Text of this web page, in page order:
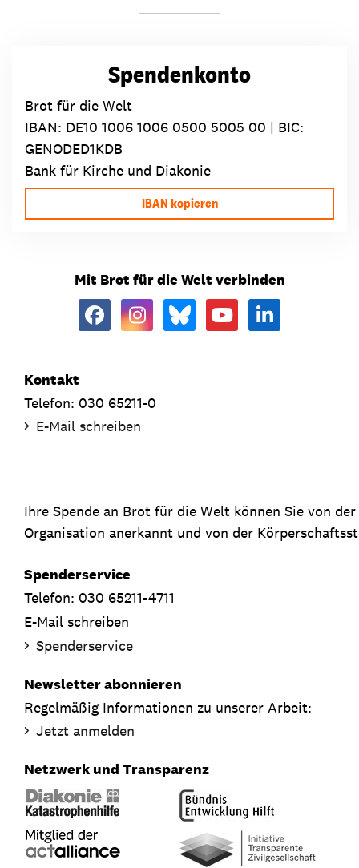
Spendenkonto
Brot für die Welt
IBAN: DE10 1006 1006 0500 5005 00 | BIC:
GENODED1KDB
Bank für Kirche und Diakonie
IBAN kopieren
Mit Brot für die Welt verbinden
Kontakt
Telefon: 030 65211-0
E-Mail schreiben
Ihre Spende an Brot für die Welt können Sie von
Organisation anerkannt und von der
Spenderservice
Telefon: 030 65211-4711
E-Mail schreiben
Spenderservice
Newsletter abonnieren
Regelmäßig Informationen zu unserer Arbeit:
Jetzt anmelden
Netzwerk und Transparenz